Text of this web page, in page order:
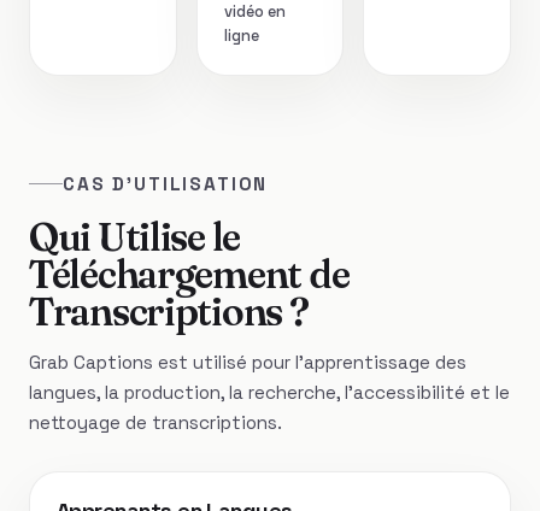
vidéo en
ligne
CAS D'UTILISATION
Qui Utilise le
Téléchargement de
Transcriptions ?
Grab Captions est utilisé pour l'apprentissage des
langues, la production, la recherche, l'accessibilité et le
nettoyage de transcriptions.